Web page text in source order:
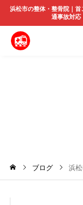
浜松市の整体・整骨院｜
通事故対応
ブログ 浜